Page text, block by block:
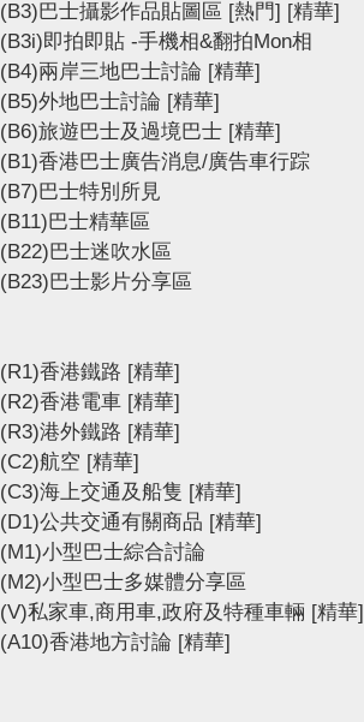
(B3)巴士攝影作品貼圖區 [熱門] [精華]
(B3i)即拍即貼 -手機相&翻拍Mon相
(B4)兩岸三地巴士討論 [精華]
(B5)外地巴士討論 [精華]
(B6)旅遊巴士及過境巴士 [精華]
(B1)香港巴士廣告消息/廣告車行踪
(B7)巴士特別所見
(B11)巴士精華區
(B22)巴士迷吹水區
(B23)巴士影片分享區
(R1)香港鐵路 [精華]
(R2)香港電車 [精華]
(R3)港外鐵路 [精華]
(C2)航空 [精華]
(C3)海上交通及船隻 [精華]
(D1)公共交通有關商品 [精華]
(M1)小型巴士綜合討論
(M2)小型巴士多媒體分享區
(V)私家車,商用車,政府及特種車輛 [精華]
(A10)香港地方討論 [精華]